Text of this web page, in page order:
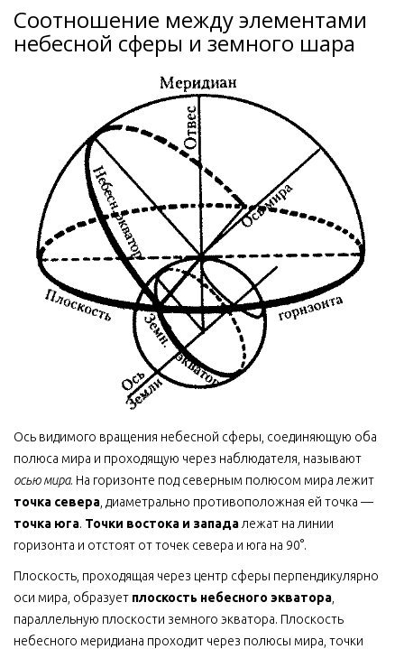
Соотношение между элементами
небесной сферы и земного шара
Ось видимого вращения небесной сферы, соединяющую оба
полюса мира и проходящую через наблюдателя, называют
осью мира. На горизонте под северным полюсом мира лежит
точка севера , диаметрально противоположная ей точка —
точка юга. Точки востока и западалежат на линии
горизонта и отстоят от точек севера и юга на 90°.
Плоскость, проходящая через центр сферы перпендикулярно
оси мира, образует плоскость небесного экватора
параллельную плоскости земного экватора. Плоскость
небесного меридиана проходит через полюсы мира, точки